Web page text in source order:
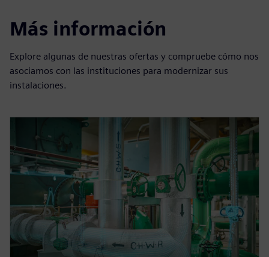
Más información
Explore algunas de nuestras ofertas y compruebe cómo nos
asociamos con las instituciones para modernizar sus
instalaciones.